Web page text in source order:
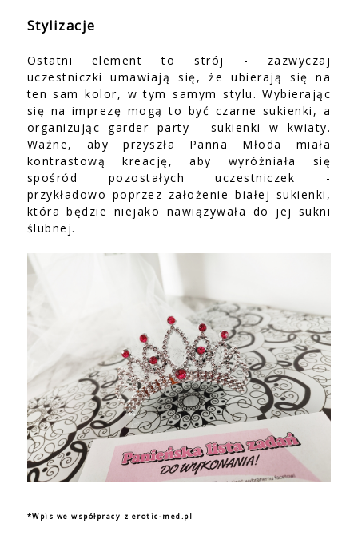
Stylizacje
Ostatni element to strój - zazwyczaj
uczestniczki umawiają się, że ubierają się na
ten sam kolor, w tym samym stylu. Wybierając
się na imprezę mogą to być czarne sukienki, a
organizując garder party - sukienki w kwiaty.
Ważne, aby przyszła Panna Młoda miała
kontrastową kreację, aby wyróżniała się
spośród pozostałych uczestniczek -
przykładowo poprzez założenie białej sukienki,
która będzie niejako nawiązywała do jej sukni
ślubnej.
*Wpis we współpracy z erotic-med.pl